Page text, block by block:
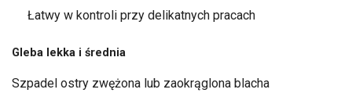
Łatwy w kontroli przy delikatnych pracach
Gleba lekka i średnia
Szpadel ostry zwężona lub zaokrąglona blacha